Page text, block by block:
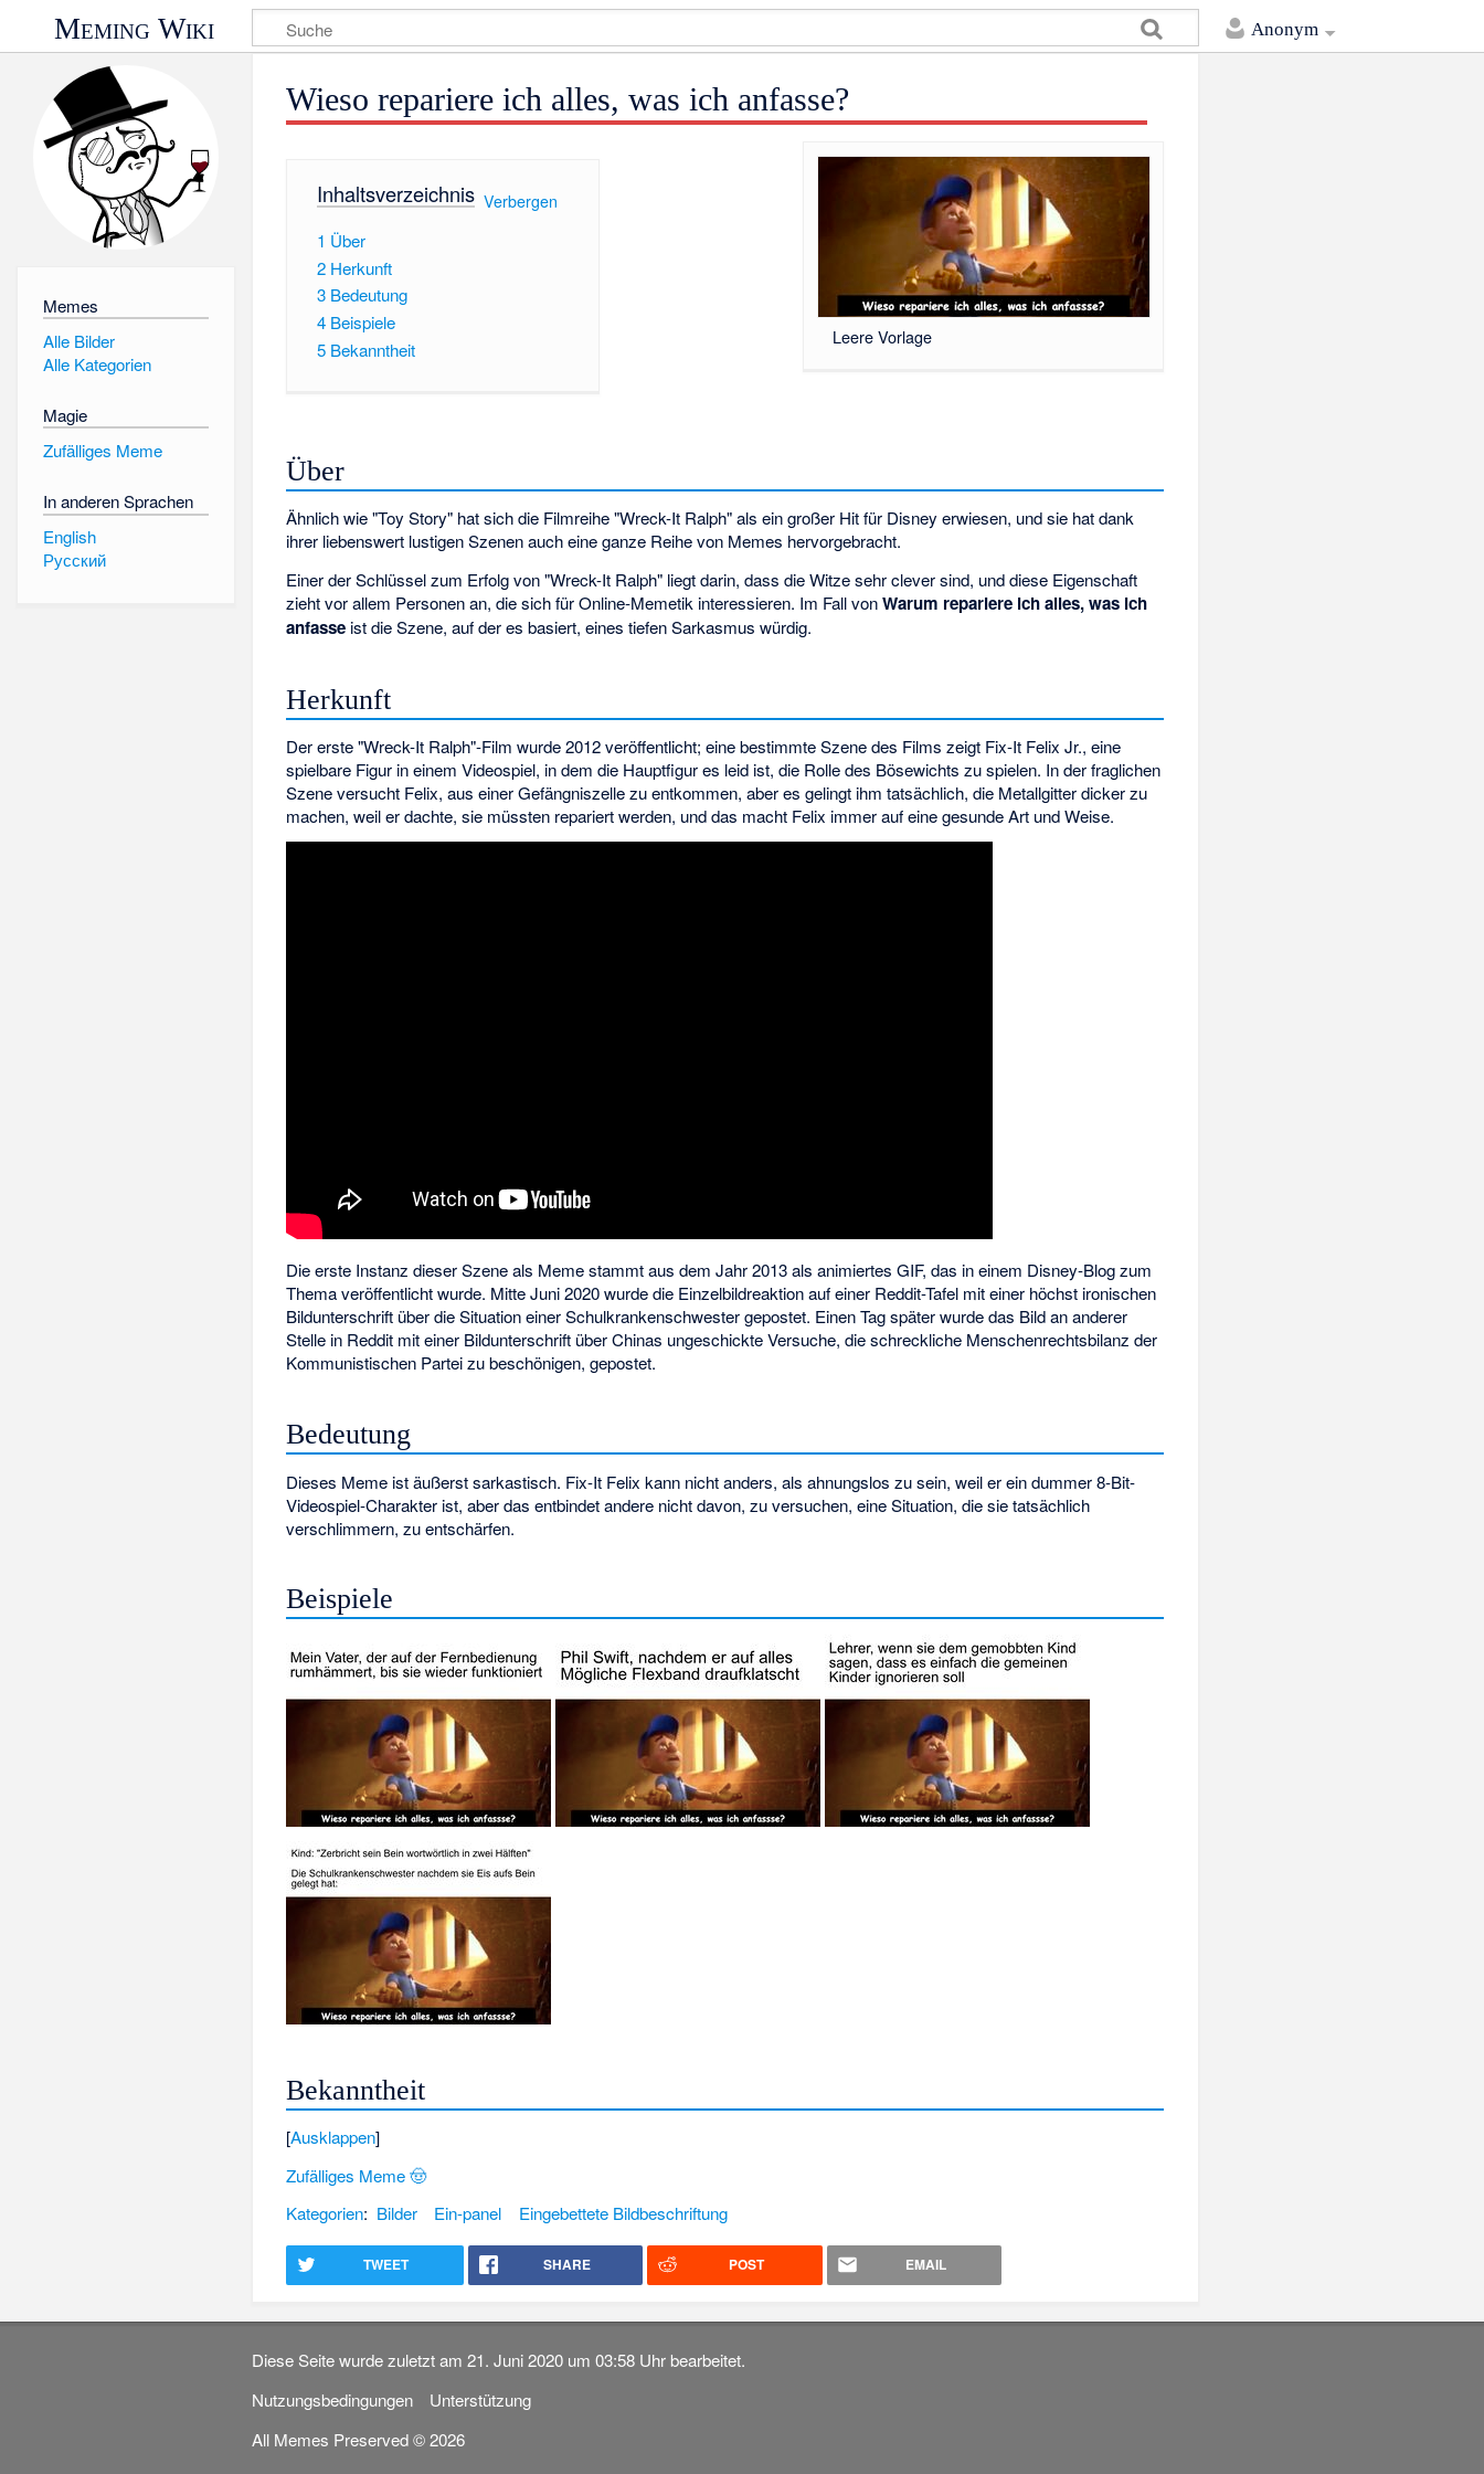
Anonym
Meming Wiki
Memes
Alle Bilder
Alle Kategorien
Magie
Zufälliges Meme
In anderen Sprachen
English
Русский
Wieso repariere ich alles, was ich anfasse?
Leere Vorlage
Inhaltsverzeichnis[ Verbergen
1 Über
2 Herkunft
3 Bedeutung
4 Beispiele
5 Bekanntheit
Über
Ähnlich wie "Toy Story" hat sich die Filmreihe "Wreck-It Ralph" als ein großer Hit für Disney erwiesen, und sie hat dank
ihrer liebenswert lustigen Szenen auch eine ganze Reihe von Memes hervorgebracht.
Einer der Schlüssel zum Erfolg von "Wreck-It Ralph" liegt darin, dass die Witze sehr clever sind, und diese Eigenschaft
zieht vor allem Personen an, die sich für Online-Memetik interessieren. Im Fall vonWarum repariere ich alles, was ich
anfasse ist die Szene, auf der es basiert, eines tiefen Sarkasmus würdig.
Herkunft
Der erste "Wreck-It Ralph"-Film wurde 2012 veröffentlicht; eine bestimmte Szene des Films zeigt Fix-It Felix Jr., eine
spielbare Figur in einem Videospiel, in dem die Hauptfigur es leid ist, die Rolle des Bösewichts zu spielen. In der fraglichen
Szene versucht Felix, aus einer Gefängniszelle zu entkommen, aber es gelingt ihm tatsächlich, die Metallgitter dicker zu
machen, weil er dachte, sie müssten repariert werden, und das macht Felix immer auf eine gesunde Art und Weise.
Die erste Instanz dieser Szene als Meme stammt aus dem Jahr 2013 als animiertes GIF, das in einem Disney-Blog zum
Thema veröffentlicht wurde. Mitte Juni 2020 wurde die Einzelbildreaktion auf einer Reddit-Tafel mit einer höchst ironischen
Bildunterschrift über die Situation einer Schulkrankenschwester gepostet. Einen Tag später wurde das Bild an anderer
Stelle in Reddit mit einer Bildunterschrift über Chinas ungeschickte Versuche, die schreckliche Menschenrechtsbilanz der
Kommunistischen Partei zu beschönigen, gepostet.
Bedeutung
Dieses Meme ist äußerst sarkastisch. Fix-It Felix kann nicht anders, als ahnungslos zu sein, weil er ein dummer 8-Bit-
Videospiel-Charakter ist, aber das entbindet andere nicht davon, zu versuchen, eine Situation, die sie tatsächlich
verschlimmern, zu entschärfen.
Beispiele
Bekanntheit
Ausklappen
Zufälliges Meme 🤠
Kategorien: Bilder Ein-panel Eingebettete Bildbeschriftung
TWEET SHARE POST EMAIL
Diese Seite wurde zuletzt am 21. Juni 2020 um 03:58 Uhr bearbeitet.
Nutzungsbedingungen
Unterstützung
All Memes Preserved © 2026